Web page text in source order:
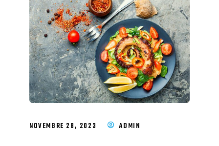
NOVEMBRE 28, 2023 ADMIN